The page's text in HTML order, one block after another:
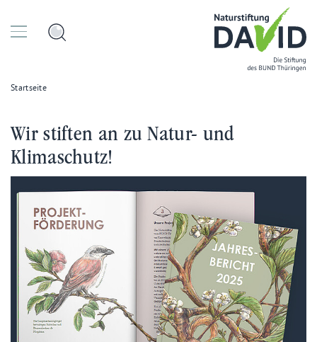
Startseite
Wir stiften an zu Natur- und
Klimaschutz!